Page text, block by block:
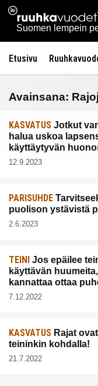
Siirry
sisältöön
Ruuhkavuodet.fi
Suomen lempein
Etusivu
Avainsana:
KASVATUS Jotkut
halua uskoa
käyttäytyvän
12.9.2023
PARISUHDE
puolison ystävistä
2.6.2023
TEINI Jos epäilee
käyttävän
kannattaa ottaa
7.12.2022
KASVATUS Rajat
teininkin kohdalla!
21.7.2022